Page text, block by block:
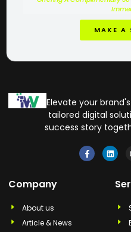
MAKE A
Elevate your
tailored digital
success story
Company
About us
Article & News